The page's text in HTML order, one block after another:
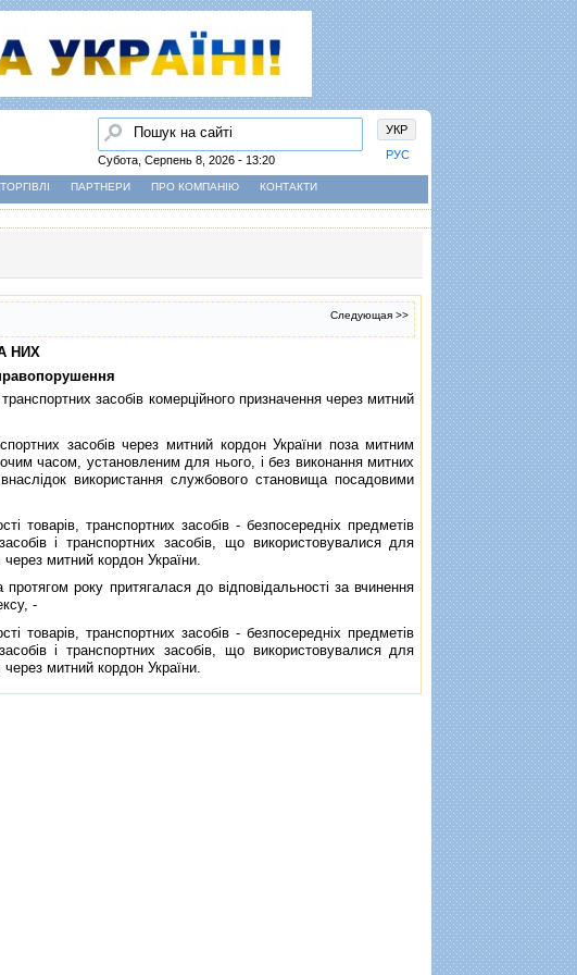
УКР
РУС
Пошук
Субота, Серпень 8, 2026 - 13:20
ПАРТНЕРИ ПРО КОМПАНІЮ КОНТАКТИ
Следующая >>
НИХ
засобiв комерцiйного призначення через митний
засобiв через митний кордон України поза митним
часом, установленим для нього, i без виконання митних
використання службового становища посадовими
транспортних засобiв - безпосереднiх предметiв
i транспортних засобiв, що використовувалися для
митний кордон України.
року притягалася до вiдповiдальностi за вчинення
-
транспортних засобiв - безпосереднiх предметiв
i транспортних засобiв, що використовувалися для
митний кордон України.